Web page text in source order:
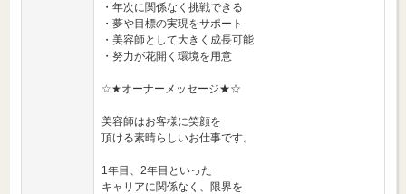
・年次に関係なく挑戦できる
・夢や目標の実現をサポート
・美容師として大きく成長可能
・努力が花開く環境を用意
☆★オーナーメッセージ★☆
美容師はお客様に笑顔を
頂ける素晴らしいお仕事です。
1年目、2年目といった
キャリアに関係なく、限界を